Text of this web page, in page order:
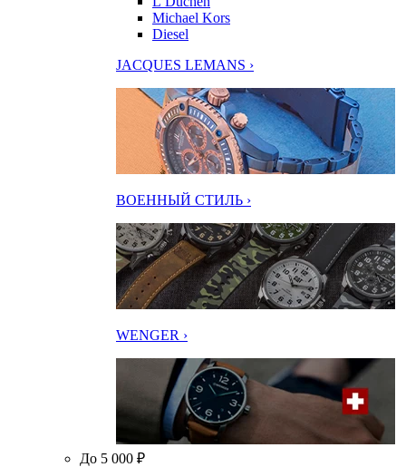
Michael Kors
Diesel
JACQUES LEMANS ›
ВОЕННЫЙ СТИЛЬ ›
WENGER ›
До 5 000 ₽